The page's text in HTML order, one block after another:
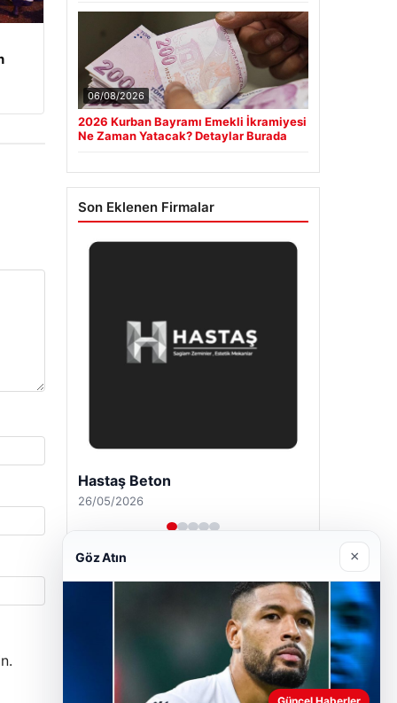
06/08/2026
2026 Kurban Bayramı Emekli İkramiyesi
Ne Zaman Yatacak? Detaylar Burada
Son Eklenen Firmalar
Prenses Night Club
29/04/2026
Göz Atın ×